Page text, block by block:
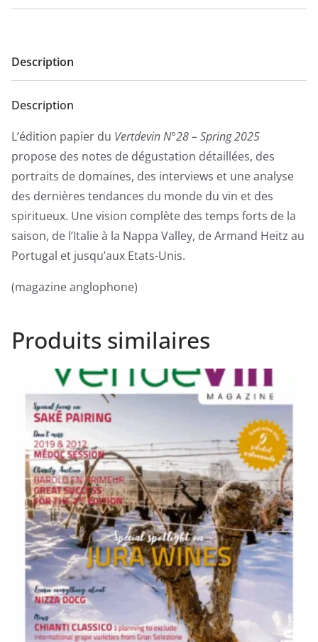
N°28
Description
Description
L’édition papier du Vertdevin N°28 – Spring 2025
propose des notes de dégustation détaillées, des
portraits de domaines, des interviews et une analyse
des dernières tendances du monde du vin et des
spiritueux. Une vision complète des temps forts de la
saison, de l’Italie à la Nappa Valley, de Armand Heitz au
Portugal et jusqu’aux Etats-Unis.
(magazine anglophone)
Produits similaires